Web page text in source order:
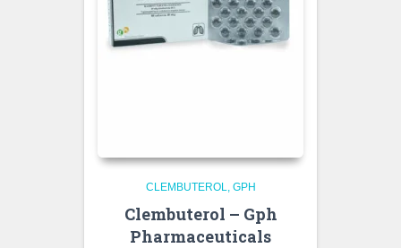
CLEMBUTEROL GPH
Clembuterol – Gph
Pharmaceuticals